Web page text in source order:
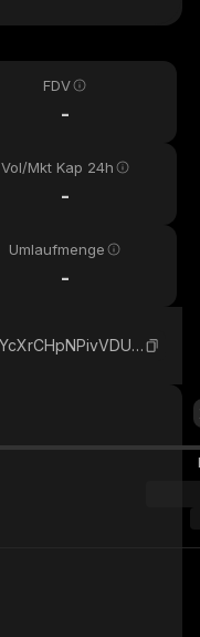
FDV
-
Vol/Mkt Kap 24h
-
Umlaufmenge
-
H4YcXrCHpNPivVDUF9gzsSVpT5dM4kHcRRRpBXPubonk_solana